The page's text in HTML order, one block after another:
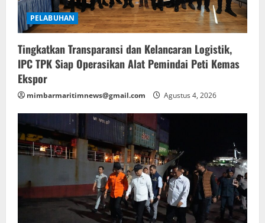
PELABUHAN
Tingkatkan Transparansi dan Kelancaran Logistik,
IPC TPK Siap Operasikan Alat Pemindai Peti Kemas
Ekspor
mimbarmaritimnews@gmail.com Agustus 4, 2026